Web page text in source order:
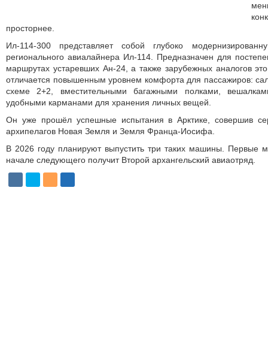
просторнее.
Ил-114-300 представляет собой глубоко
регионального авиалайнера Ил-114. Предназначен для
маршрутах устаревших Ан-24, а также зарубежных аналогов
отличается повышенным уровнем комфорта для пассажиров:
схеме 2+2, вместительными багажными полками,
удобными карманами для хранения личных вещей.
Он уже прошёл успешные испытания в Арктике, совершив
архипелагов Новая Земля и Земля Франца-Иосифа.
В 2026 году планируют выпустить три таких машины. Первые
начале следующего получит Второй архангельский авиа­отряд.